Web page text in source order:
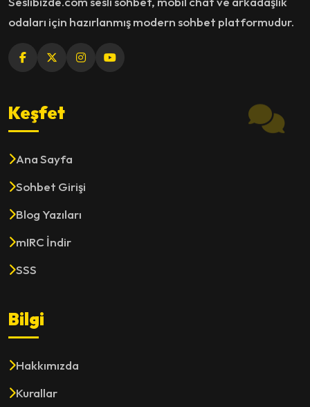
odaları için hazırlanmış modern sohbet platformudur.
Keşfet
Ana Sayfa
Sohbet Girişi
Blog Yazıları
mIRC İndir
SSS
Bilgi
Hakkımızda
Kurallar